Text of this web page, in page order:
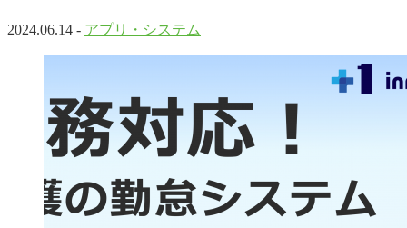
2024.06.14 - アプリ・システム